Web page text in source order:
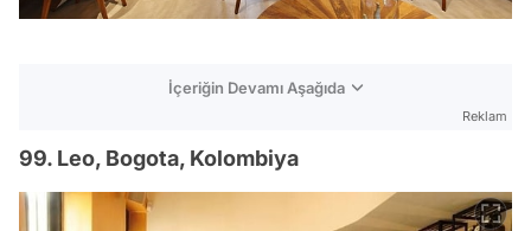
İçeriğin Devamı Aşağıda
Reklam
99. Leo, Bogota, Kolombiya